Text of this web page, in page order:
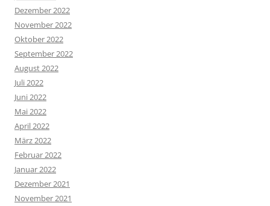
Dezember 2022
November 2022
Oktober 2022
September 2022
August 2022
Juli 2022
Juni 2022
Mai 2022
April 2022
März 2022
Februar 2022
Januar 2022
Dezember 2021
November 2021